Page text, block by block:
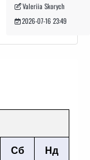
Valeriia Skorych
2026-07-16 23:49
Сб Нд